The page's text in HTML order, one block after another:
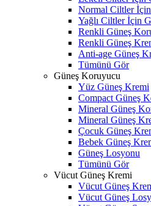
Normal Ciltler
Yağlı Ciltler İçin
Renkli Güneş
Renkli Güneş
Anti-age Güneş
Tümünü Gör
Güneş Koruyucu
Yüz Güneş Kremi
Compact Güneş
Mineral Güneş
Mineral Güneş
Çocuk Güneş
Bebek Güneş
Güneş Losyonu
Tümünü Gör
Vücut Güneş Kremi
Vücut Güneş
Vücut Güneş